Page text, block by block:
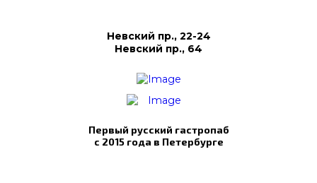
Невский пр., 22-24
Невский пр., 64
Первый русский гастропаб
с 2015 года в Петербурге